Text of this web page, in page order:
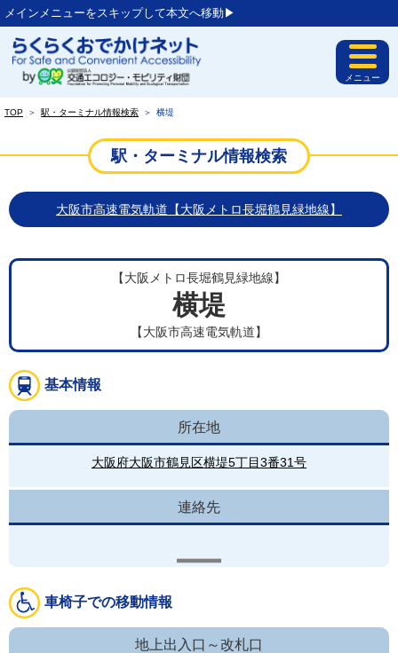
メインメニューをスキップして本文へ移動▶︎
メニュー
TOP ＞ 駅・ターミナル情報検索 ＞ 横堤
駅・ターミナル情報検索
大阪市高速電気軌道【大阪メトロ長堀鶴見緑地線】
【大阪メトロ長堀鶴見緑地線】
横堤
【大阪市高速電気軌道】
基本情報
所在地
大阪府大阪市鶴見区横堤5丁目3番31号
連絡先
車椅子での移動情報
地上出入口～改札口